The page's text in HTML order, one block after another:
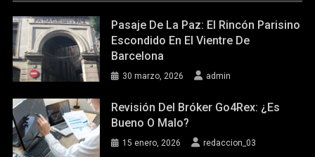
Pasaje De La Paz: El Rincón Parisino
Escondido En El Vientre De
Barcelona
30 marzo, 2026 admin
Revisión Del Bróker Go4Rex: ¿Es
Bueno O Malo?
15 enero, 2026 redaccion_03